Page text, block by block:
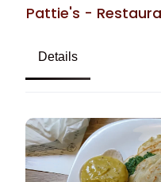
Pattie's -
Details